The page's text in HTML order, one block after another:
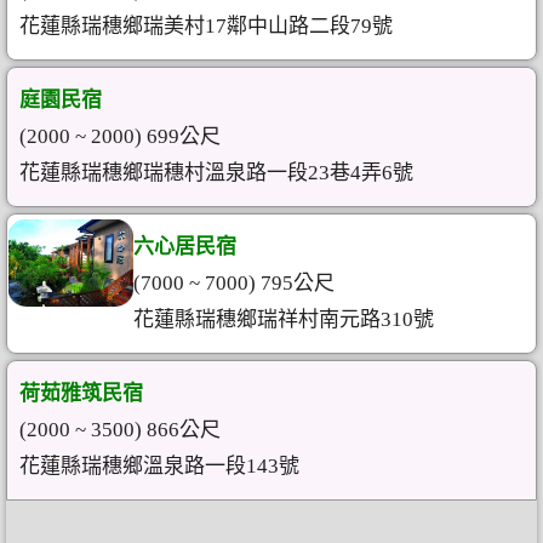
花蓮縣瑞穗鄉瑞美村17鄰中山路二段79號
庭園民宿
(2000 ~ 2000) 699公尺
花蓮縣瑞穗鄉瑞穗村溫泉路一段23巷4弄6號
六心居民宿
(7000 ~ 7000) 795公尺
花蓮縣瑞穗鄉瑞祥村南元路310號
荷茹雅筑民宿
(2000 ~ 3500) 866公尺
花蓮縣瑞穗鄉溫泉路一段143號